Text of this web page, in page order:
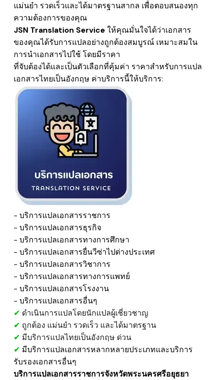
แม่นยำ รวดเร็วและได้มาตรฐานสากล เพื่อตอบสนองทุก
ความต้องการของคุณ
JSN Translation Service ให้คุณมั่นใจได้ว่าเอกสาร
ของคุณได้รับการแปลอย่างถูกต้องสมบูรณ์ เหมาะสมใน
การนำเอกสารไปใช้ โดยมีราคา
​ที่จับต้องได้และเป็นตัวเลือกที่​คุ้มค่า ราคาสำหรับการแปล
เอกสารไทยเป็นอังกฤษ ค่าบริการนี้ให้บริการ:
- บริการแปลเอกสารราชการ
​- บริการแปลเอกสารธุรกิจ
- บริการแปลเอกสารทางการศึกษา
​- บริการแปลเอกสารยื่นวีซ่าไปต่างประเทศ
​- บริการแปลเอกสารวิชาการ
​- บริการแปลเอกสารทางการแพทย์
- บริการแปลเอกสารโรงงาน
​- บริการแปลเอกสารอื่นๆ
✔ ดำเนินการแปลโดยนักแปลผู้เชี่ยวชาญ
✔ ถูกต้อง แม่นยำ รวดเร็ว และได้มาตรฐาน
✔ มีบริการแปลไทยเป็นอังกฤษ ด่วน
✔ มีบริการแปลเอกสารหลากหลายประเภทและบริการ
รับรองเอกสารอื่นๆ
บริการแปลเอกสารราชการจังหวัดพระนครศรีอยุธยา